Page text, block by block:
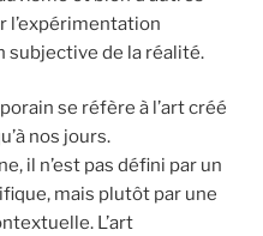
l’expérimentation
de la réalité.
se réfère à l’art créé
nos jours.
il n’est pas défini par un
mais plutôt par une
L’art